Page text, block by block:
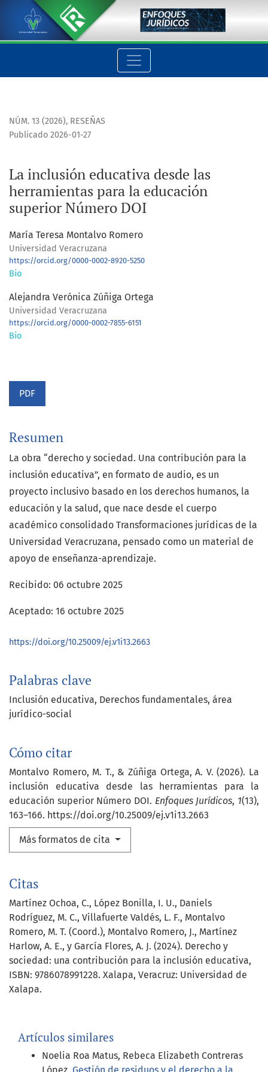
La inclusión educativa desde las herramientas para la
NÚM. 13 (2026), RESEÑAS
La inclusión educativa desde las
herramientas para la educación
superior Número DOI
Publicado 2026-01-27
María Teresa Montalvo Romero
Universidad Veracruzana
https://orcid.org/0000-0002-8920-5250
Bio
Alejandra Verónica Zúñiga Ortega
Universidad Veracruzana
https://orcid.org/0000-0002-7855-6151
Bio
PDF
Palabras clave
Inclusión educativa Derechos fundamentales área
jurídico-social
Cómo citar
Montalvo Romero, M. T., & Zúñiga Ortega, A. V. (2026). La
inclusión educativa desde las herramientas para la
educación superior Número DOI. Enfoques Jurídicos, 1(13),
163–166. https://doi.org/10.25009/ej.v1i13.2663
Más formatos de cita
Resumen
La obra “derecho y sociedad. Una contribución para la
inclusión educativa”, en formato de audio, es un
proyecto inclusivo basado en los derechos humanos, la
educación y la salud, que nace desde el cuerpo
académico consolidado Transformaciones jurídicas de la
Universidad Veracruzana, pensado como un material de
apoyo de enseñanza-aprendizaje.
Recibido: 06 octubre 2025
Aceptado: 16 octubre 2025
https://doi.org/10.25009/ej.v1i13.2663
Citas
Martínez Ochoa, C., López Bonilla, I. U., Daniels
Rodríguez, M. C., Villafuerte Valdés, L. F., Montalvo
Romero, M. T. (Coord.), Montalvo Romero, J., Martínez
Harlow, A. E., y García Flores, A. J. (2024). Derecho y
sociedad: una contribución para la inclusión educativa,
ISBN: 9786078991228. Xalapa, Veracruz: Universidad de
Xalapa.
Artículos similares
Noelia Roa Matus, Rebeca Elizabeth Contreras